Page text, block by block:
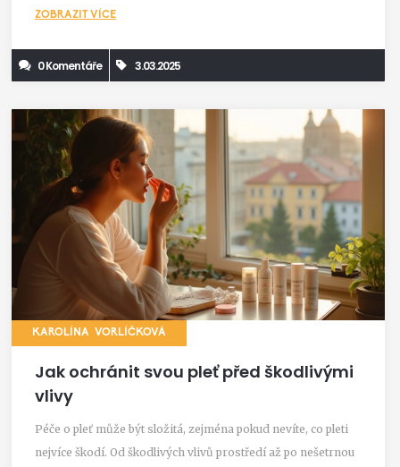
ZOBRAZIT VÍCE
0 Komentáře 3.03.2025
KAROLÍNA VORLÍČKOVÁ
Jak ochránit svou pleť před škodlivými
vlivy
Péče o pleť může být složitá, zejména pokud nevíte, co pleti
nejvíce škodí. Od škodlivých vlivů prostředí až po nešetrnou